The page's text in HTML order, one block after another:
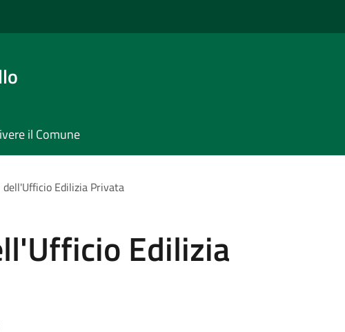
il Comune
Edilizia Privata
Edilizia